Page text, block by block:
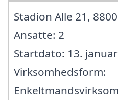
Stadion Alle 21,
Ansatte: 2
Startdato: 13.
Virksomhedsform: